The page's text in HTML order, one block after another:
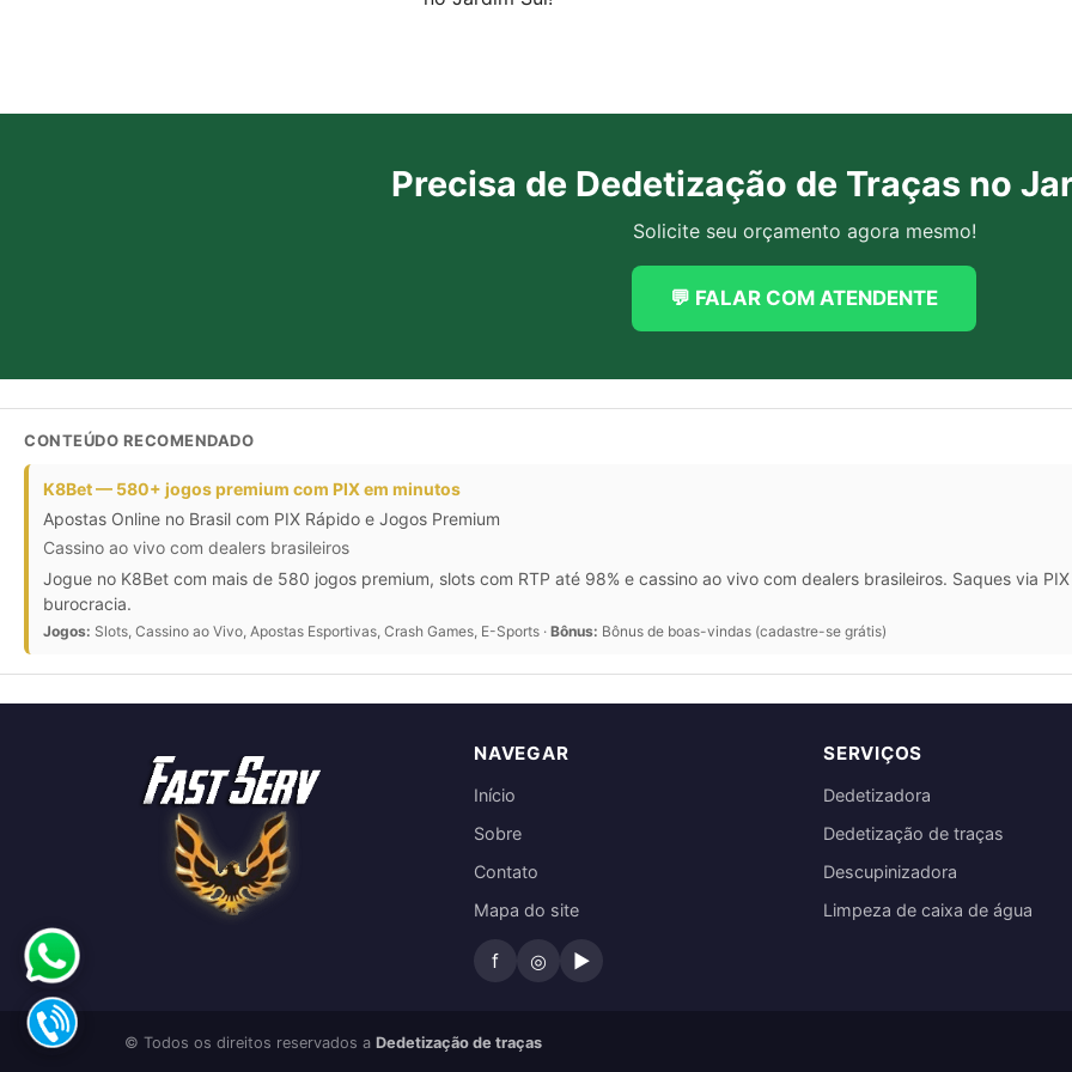
Precisa de Dedetização de Traças no
Solicite seu orçamento agora mesmo!
💬 FALAR COM ATENDENTE
CONTEÚDO RECOMENDADO
K8Bet — 580+ jogos premium com PIX em minutos
Apostas Online no Brasil com PIX Rápido e Jogos Premium
Cassino ao vivo com dealers brasileiros
Jogue no K8Bet com mais de 580 jogos premium, slots com RTP até 98% e cassino ao vivo com dealers brasileiros. Saques via
burocracia.
Jogos: Slots, Cassino ao Vivo, Apostas Esportivas, Crash Games, E-Sports · Bônus: Bônus de boas-vindas (cadastre-se grátis)
NAVEGAR
Início
Sobre
Contato
Mapa do site
f ◎ ▶
SERVIÇOS
Dedetizadora
Dedetização de traças
Descupinizadora
Limpeza de caixa de água
© Todos os direitos reservados a Dedetização de traças